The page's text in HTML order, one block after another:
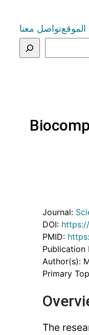
تواصل معنا
Journal:
DOI:
PMID:
Publication
Author(s):
Primary
The